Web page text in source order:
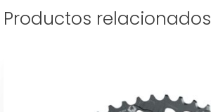
Productos relacionados